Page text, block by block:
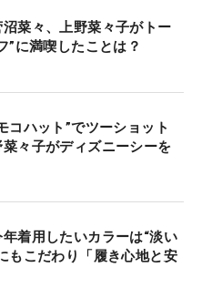
ズンを目指す。
菜々、上野菜々子がトー
に満喫したことは？
コハット”でツーショット
々子がディズニーシーを
着用したいカラーは“淡い
こだわり「履き心地と安